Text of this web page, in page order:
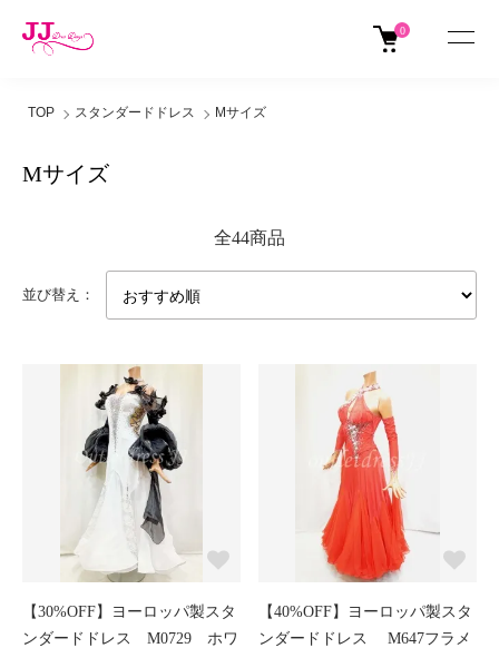
0
TOP スタンダードドレス Mサイズ
Mサイズ
全44商品
並び替え：
【30%OFF】ヨーロッパ製スタ
ンダードドレス M0729 ホワ
【40%OFF】ヨーロッパ製スタ
ンダードドレス M647フラメ